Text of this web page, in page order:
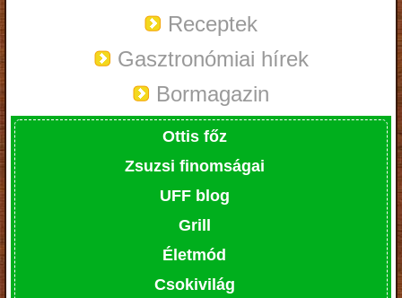
Receptek
Gasztronómiai hírek
Bormagazin
Ottis főz
Zsuzsi finomságai
UFF blog
Grill
Életmód
Csokivilág